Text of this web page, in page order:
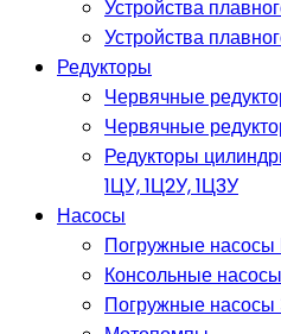
Устройства
Устройства
Редукторы
Червячные
Червячные
Редукторы
1ЦУ, 1Ц2У, 1Ц3У
Насосы
Погружные
Консольные
Погружные